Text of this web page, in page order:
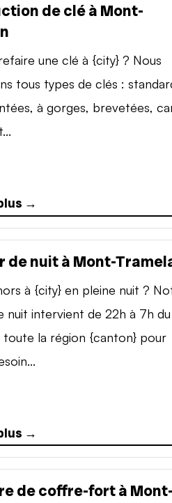
de clé à Mont-
une clé à {city} ? Nous
tous types de clés :
à gorges, brevetées,
→
de nuit à Mont-
à {city} en pleine nuit ?
nuit intervient de 22h à 7h du
toute la région {canton} pour
→
de coffre-fort à